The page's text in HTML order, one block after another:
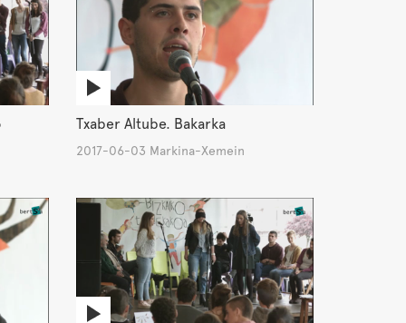
Txaber Altube. Bakarka
2017-06-03 Markina-Xemein